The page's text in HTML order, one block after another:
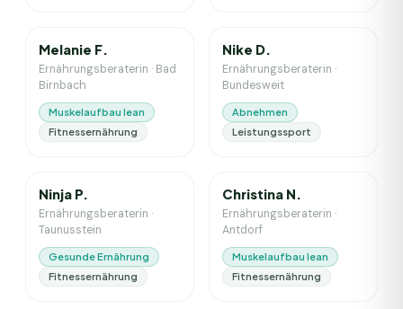
Melanie F.
Ernährungsberaterin · Bad
Birnbach
Muskelaufbau lean
Fitnessernährung
Nike D.
Ernährungsberaterin ·
Bundesweit
Abnehmen
Leistungssport
Ninja P.
Ernährungsberaterin ·
Taunusstein
Gesunde Ernährung
Fitnessernährung
Christina N.
Ernährungsberaterin ·
Antdorf
Muskelaufbau lean
Fitnessernährung